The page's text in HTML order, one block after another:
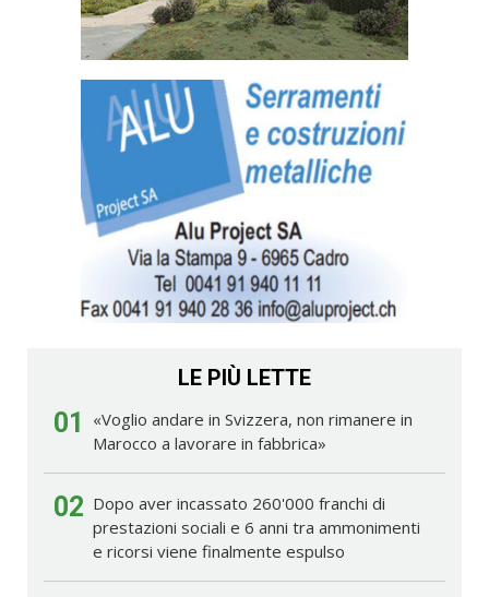
LE PIÙ LETTE
01
«Voglio andare in Svizzera, non rimanere in
Marocco a lavorare in fabbrica»
02 Dopo aver incassato 260'000 franchi di
prestazioni sociali e 6 anni tra ammonimenti
e ricorsi viene finalmente espulso